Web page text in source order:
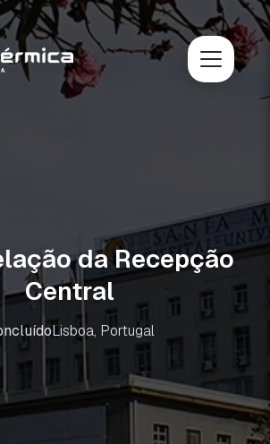
da Recepção
Central
Lisboa, Portugal